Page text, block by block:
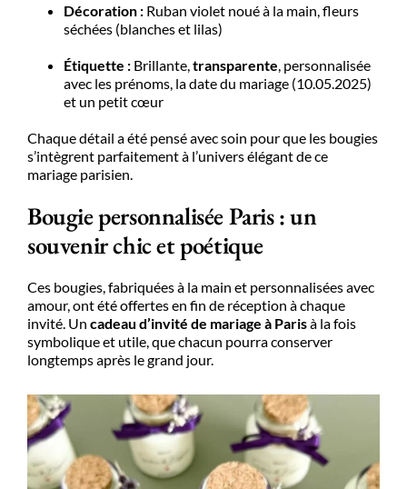
Décoration : Ruban violet noué à la main, fleurs
séchées (blanches et lilas)
Étiquette : Brillante, transparente , personnalisée
avec les prénoms, la date du mariage (10.05.2025)
et un petit cœur
Chaque détail a été pensé avec soin pour que les bougies
s’intègrent parfaitement à l’univers élégant de ce
mariage parisien.
Bougie personnalisée Paris : un
souvenir chic et poétique
Ces bougies, fabriquées à la main et personnalisées avec
amour, ont été offertes en fin de réception à chaque
invité. Un cadeau d’invité de mariage à Parisà la fois
symbolique et utile, que chacun pourra conserver
longtemps après le grand jour.